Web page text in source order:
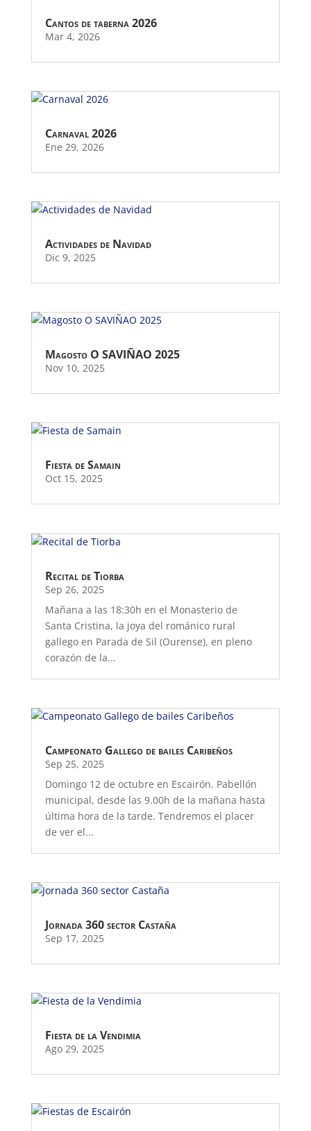
Cantos de taberna 2026
Mar 4, 2026
Carnaval 2026
Ene 29, 2026
Actividades de Navidad
Dic 9, 2025
Magosto O SAVIÑAO 2025
Nov 10, 2025
Fiesta de Samain
Oct 15, 2025
Recital de Tiorba
Sep 26, 2025
Mañana a las 18:30h en el Monasterio de
Santa Cristina, la joya del románico rural
gallego en Parada de Sil (Ourense), en pleno
corazón de la...
Campeonato Gallego de bailes Caribeños
Sep 25, 2025
Domingo 12 de octubre en Escairón. Pabellón
municipal, desde las 9.00h de la mañana hasta
última hora de la tarde. Tendremos el placer
de ver el...
Jornada 360 sector Castaña
Sep 17, 2025
Fiesta de la Vendimia
Ago 29, 2025